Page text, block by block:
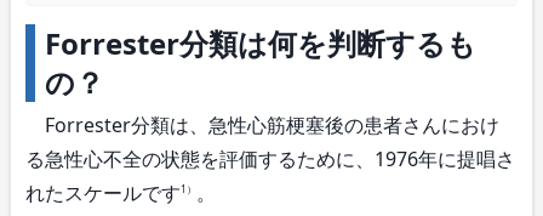
Forrester分類は何を判断するも
の？
Forrester分類は、急性心筋梗塞後の患者さんにおけ
る急性心不全の状態を評価するために、1976年に提唱さ
れたスケールです1） 。